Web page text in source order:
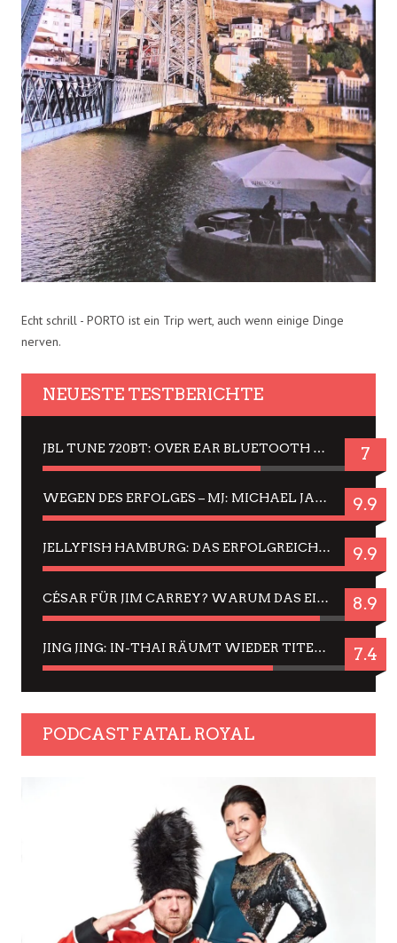
Echt schrill - PORTO ist ein Trip wert, auch wenn einige Dinge
nerven.
NEUESTE TESTBERICHTE
JBL TUNE 720BT: OVER EAR BLUETOOTH KOPFHÖRER UM DIE 50,-€ IM DAUER-TEST 7
WEGEN DES ERFOLGES – MJ: MICHAEL JACKSON MUSICAL IN EINER MATINEE SEHEN 9.9
JELLYFISH HAMBURG: DAS ERFOLGREICHE SOMMER-MENÜ 2025 IN GEFÜHLEN UND BILDERN 9.9
CÉSAR FÜR JIM CARREY? WARUM DAS EINER DER NERVIGSTEN ACTORS IST UND BLEIBT 8.9
JING JING: IN-THAI RÄUMT WIEDER TITEL AB – EIN ZWEI-STUNDEN-ERLEBNISBERICHT 7.4
PODCAST FATAL ROYAL